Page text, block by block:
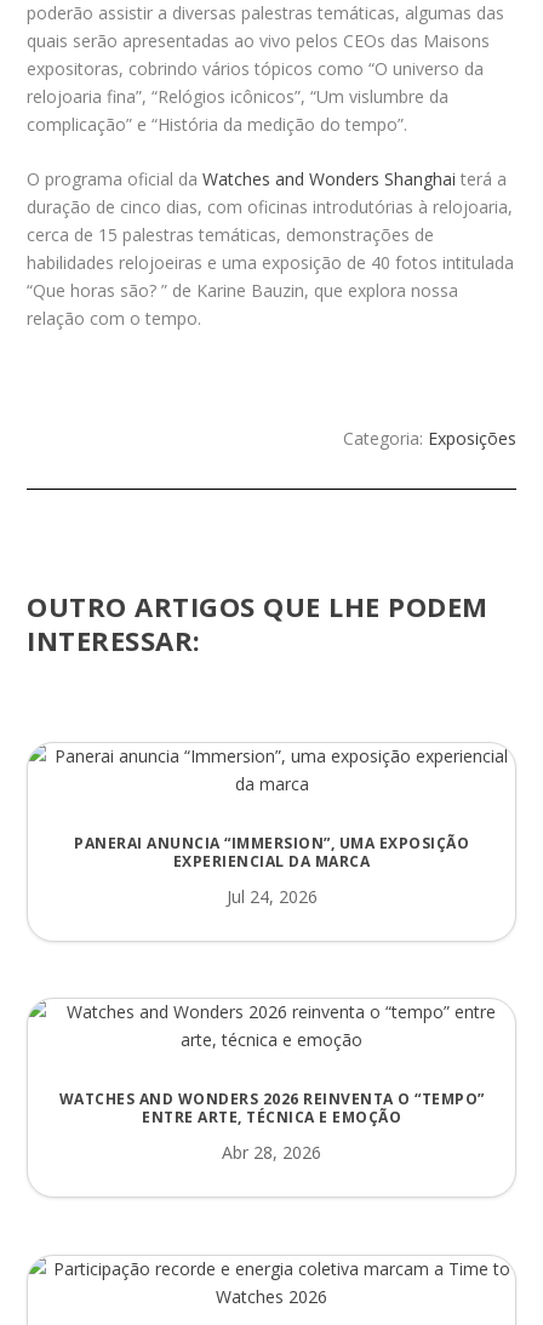
poderão assistir a diversas palestras temáticas, algumas das
quais serão apresentadas ao vivo pelos CEOs das Maisons
expositoras, cobrindo vários tópicos como “O universo da
relojoaria fina”, “Relógios icônicos”, “Um vislumbre da
complicação” e “História da medição do tempo”.
O programa oficial daWatches and Wonders Shanghaiterá a
duração de cinco dias, com oficinas introdutórias à relojoaria,
cerca de 15 palestras temáticas, demonstrações de
habilidades relojoeiras e uma exposição de 40 fotos intitulada
“Que horas são? ” de Karine Bauzin, que explora nossa
relação com o tempo.
Categoria: Exposições
OUTRO ARTIGOS QUE LHE PODEM
INTERESSAR:
PANERAI ANUNCIA “IMMERSION”, UMA EXPOSIÇÃO
EXPERIENCIAL DA MARCA
Jul 24, 2026
WATCHES AND WONDERS 2026 REINVENTA O “TEMPO”
ENTRE ARTE, TÉCNICA E EMOÇÃO
Abr 28, 2026